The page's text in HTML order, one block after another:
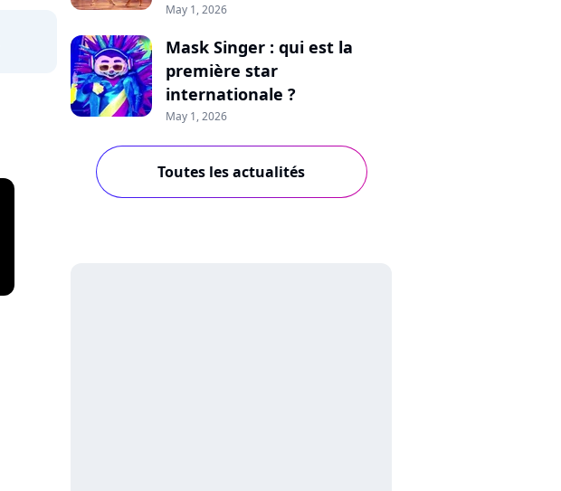
May 1, 2026
Mask Singer : qui est la
première star
internationale ?
May 1, 2026
Toutes les actualités